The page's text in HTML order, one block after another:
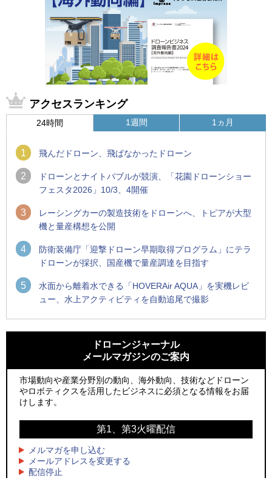
アクセスランキング
24時間
1 飛んだドローン、飛ばなかったドローン
2
ドローンとナイトバブルが競演、「花園ドローンショー
フェスタ2026」10/3、4開催
3
レーシングカーの製造技術をドローンへ、トピアが大型
機と量産構想を公開
4
防衛装備庁「迎撃ドローン早期取得プログラム」にテラ
ドローンが採択、国産機で量産調達を目指す
5
水面から離着水できる「HOVERAir AQUA」を実機レビ
ュー、水上アクティビティを自動追尾で撮影
1週間
ーンが採択、国産機で量産調達を目指す
ROBOZ、北名古屋市制20周年記念で「空飛ぶLEDスクリー
ン」とドローンショーによる新演出を実施
レッドクリフ、足利花火大会で映画『スパイダーマン』や
飛んだドローン、飛ばなかったドローン
ドローンとナイトバブルが競演、「花園ドローンショーフェ
スタ2026」10/3、4開催
1ヵ月
ン」とドローンショーによる新演出を実施
防衛装備庁「迎撃ドローン早期取得プログラム」にテラドロ
ーンが採択、国産機で量産調達を目指す
サザンビーチちがさき花火大会で「復活の花火」打ち上げ、
国産AUVを社会実装へ、スタートアップ「BlueArch株式会
社」設立
ロボデックス、2時間超の飛行を目指す新型水素燃料電池ドロ
ドローンジャーナル
メールマガジンのご案内
市場動向や産業分野別の動向、海外動向、技術などドローン
やロボティクスを活用したビジネスに必須となる情報をお届
けします。
第1、第3火曜配信
メルマガを申し込む
メールアドレスを変更する
配信停止